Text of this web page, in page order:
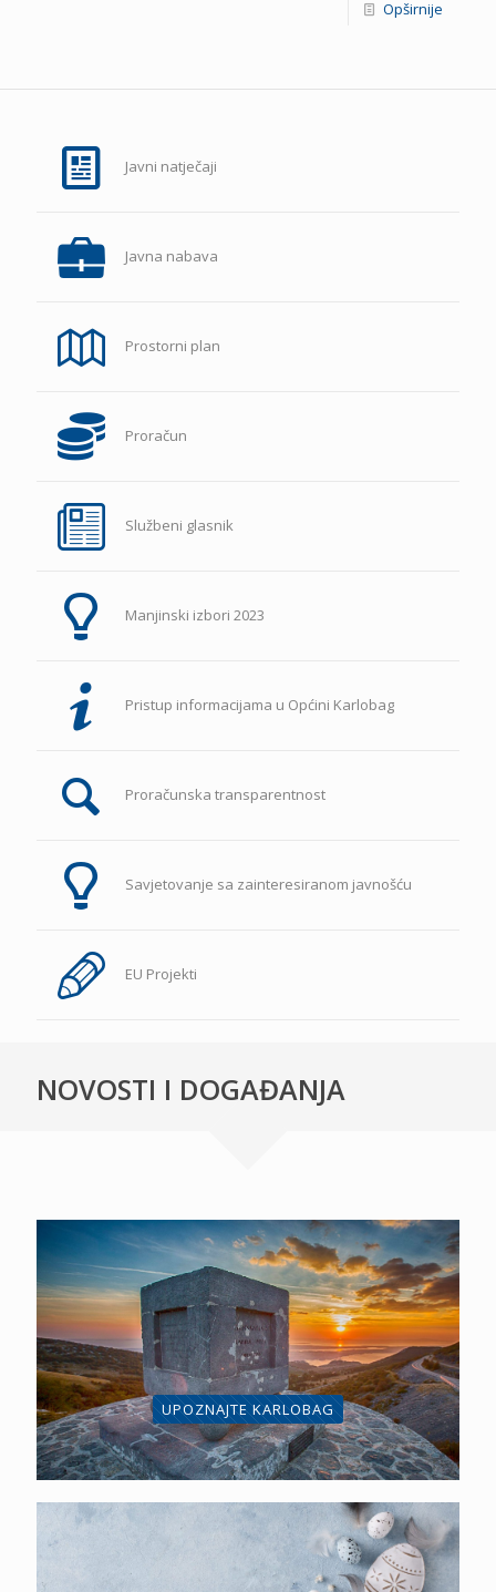
Opširnije
Javni natječaji
Javna nabava
Prostorni plan
Proračun
Službeni glasnik
Manjinski izbori 2023
Pristup informacijama u Općini Karlobag
Proračunska transparentnost
Savjetovanje sa zainteresiranom javnošću
EU Projekti
NOVOSTI I DOGAĐANJA
UPOZNAJTE KARLOBAG